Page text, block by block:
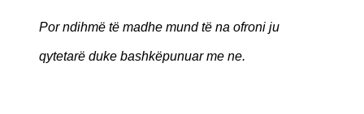
Por ndihmë të madhe mund të na ofroni ju
qytetarë duke bashkëpunuar me ne.